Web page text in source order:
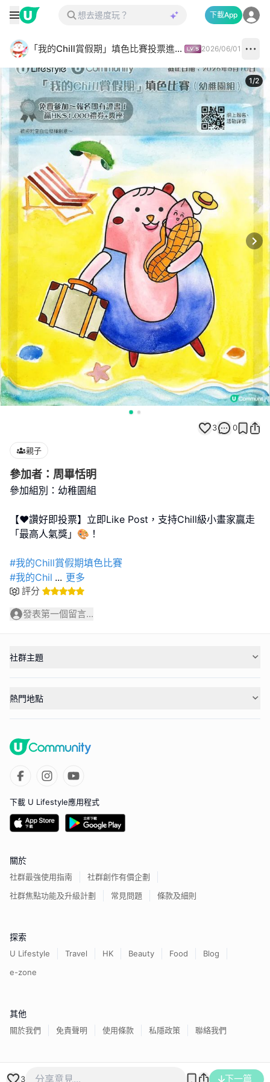
下載App
「我的Chill賞假期」填色比賽投票進行中✅ 2026/06/01
1/2
3 0
親子
參加者：周畢恬明
參加組別：幼稚園組
【❤️讚好即投票】立即Like Post，支持Chill級小畫家贏走
「最高人氣獎」🎨！
#我的Chill賞假期填色比賽
#我的Chil ... 更多
評分
發表第一個留言...
3 下一篇
社群主題
熱門地點
下載 U Lifestyle應用程式
關於
社群最強使用指南
社群創作有價企劃
社群焦點功能及升級計劃
常見問題 條款及細則
探索
U Lifestyle Travel HK Beauty Food
Blog
e-zone
其他
關於我們 免責聲明 使用條款 私隱政策 聯絡我們
香港經濟日報版權所有©